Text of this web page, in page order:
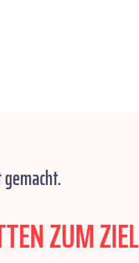
ZUM ZIEL